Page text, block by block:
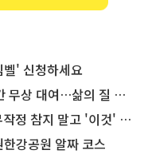
' 신청하세요
대여…삶의 질 높인다
지 말고 '이것' 해보세요!
강공원 알짜 코스